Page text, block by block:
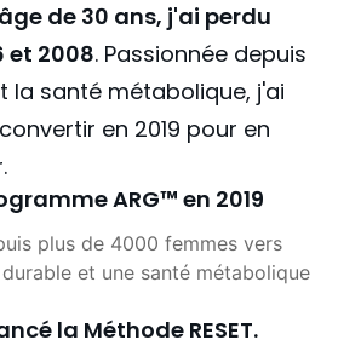
de 30 ans, j'ai perdu
et 2008. Passionnée depuis
la santé métabolique, j'ai
en 2019 pour en
ARG™ en 2019
plus de 4000 femmes vers
et une santé métabolique
la Méthode RESET.